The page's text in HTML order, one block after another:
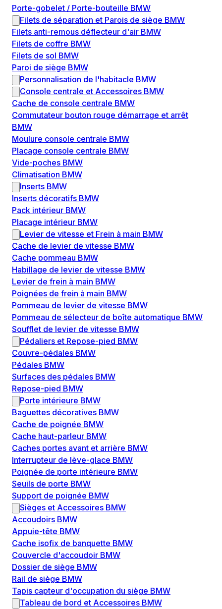
Porte-gobelet / Porte-bouteille BMW
Filets de séparation et Parois de siège BMW
Filets anti-remous déflecteur d'air BMW
Filets de coffre BMW
Filets de sol BMW
Paroi de siège BMW
Personnalisation de l'habitacle BMW
Console centrale et Accessoires BMW
Cache de console centrale BMW
Commutateur bouton rouge démarrage et arrêt
BMW
Moulure console centrale BMW
Placage console centrale BMW
Vide-poches BMW
Climatisation BMW
Inserts BMW
Inserts décoratifs BMW
Pack intérieur BMW
Placage intérieur BMW
Levier de vitesse et Frein à main BMW
Cache de levier de vitesse BMW
Cache pommeau BMW
Habillage de levier de vitesse BMW
Levier de frein à main BMW
Poignées de frein à main BMW
Pommeau de levier de vitesse BMW
Pommeau de sélecteur de boîte automatique BMW
Soufflet de levier de vitesse BMW
Pédaliers et Repose-pied BMW
Couvre-pédales BMW
Pédales BMW
Surfaces des pédales BMW
Repose-pied BMW
Porte intérieure BMW
Baguettes décoratives BMW
Cache de poignée BMW
Cache haut-parleur BMW
Caches portes avant et arrière BMW
Interrupteur de lève-glace BMW
Poignée de porte intérieure BMW
Seuils de porte BMW
Support de poignée BMW
Sièges et Accessoires BMW
Accoudoirs BMW
Appuie-tête BMW
Cache isofix de banquette BMW
Couvercle d'accoudoir BMW
Dossier de siège BMW
Rail de siège BMW
Tapis capteur d'occupation du siège BMW
Tableau de bord et Accessoires BMW